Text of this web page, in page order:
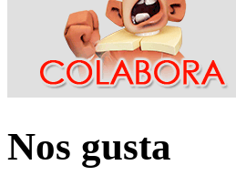
Nos gusta